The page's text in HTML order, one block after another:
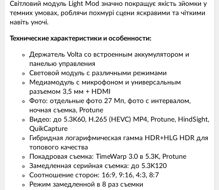
Світловий модуль Light Mod значно покращує якість зйомки у
темних умовах, роблячи похмурі сцени яскравими та чіткими
навіть уночі.
Технические характеристики и особенности:
Держатель Volta со встроенным аккумулятором и
панелью управления
Световой модуль с различными режимами
Медиамодуль с микрофоном и универсальным
разъемом 3,5 мм + HDMI
Фото: отдельные фото 27 Мп, фото с интервалом,
ночная съемка, Protune
Видео: до 5.3K60, H.265 (HEVC) MP4, Protune, HindSight,
QuikCapture
Гибридная логарифмическая гамма HDR+HLG HDR для
топового качества
Покадровая съемка: TimeWarp 3.0 в 5.3K, Protune
Замедленная серийная съемка: до 5.3K120
Соотношение сторон: 16:9, 9:16, 4:3, 8:7
Режим замедленной в 8 раз съемки